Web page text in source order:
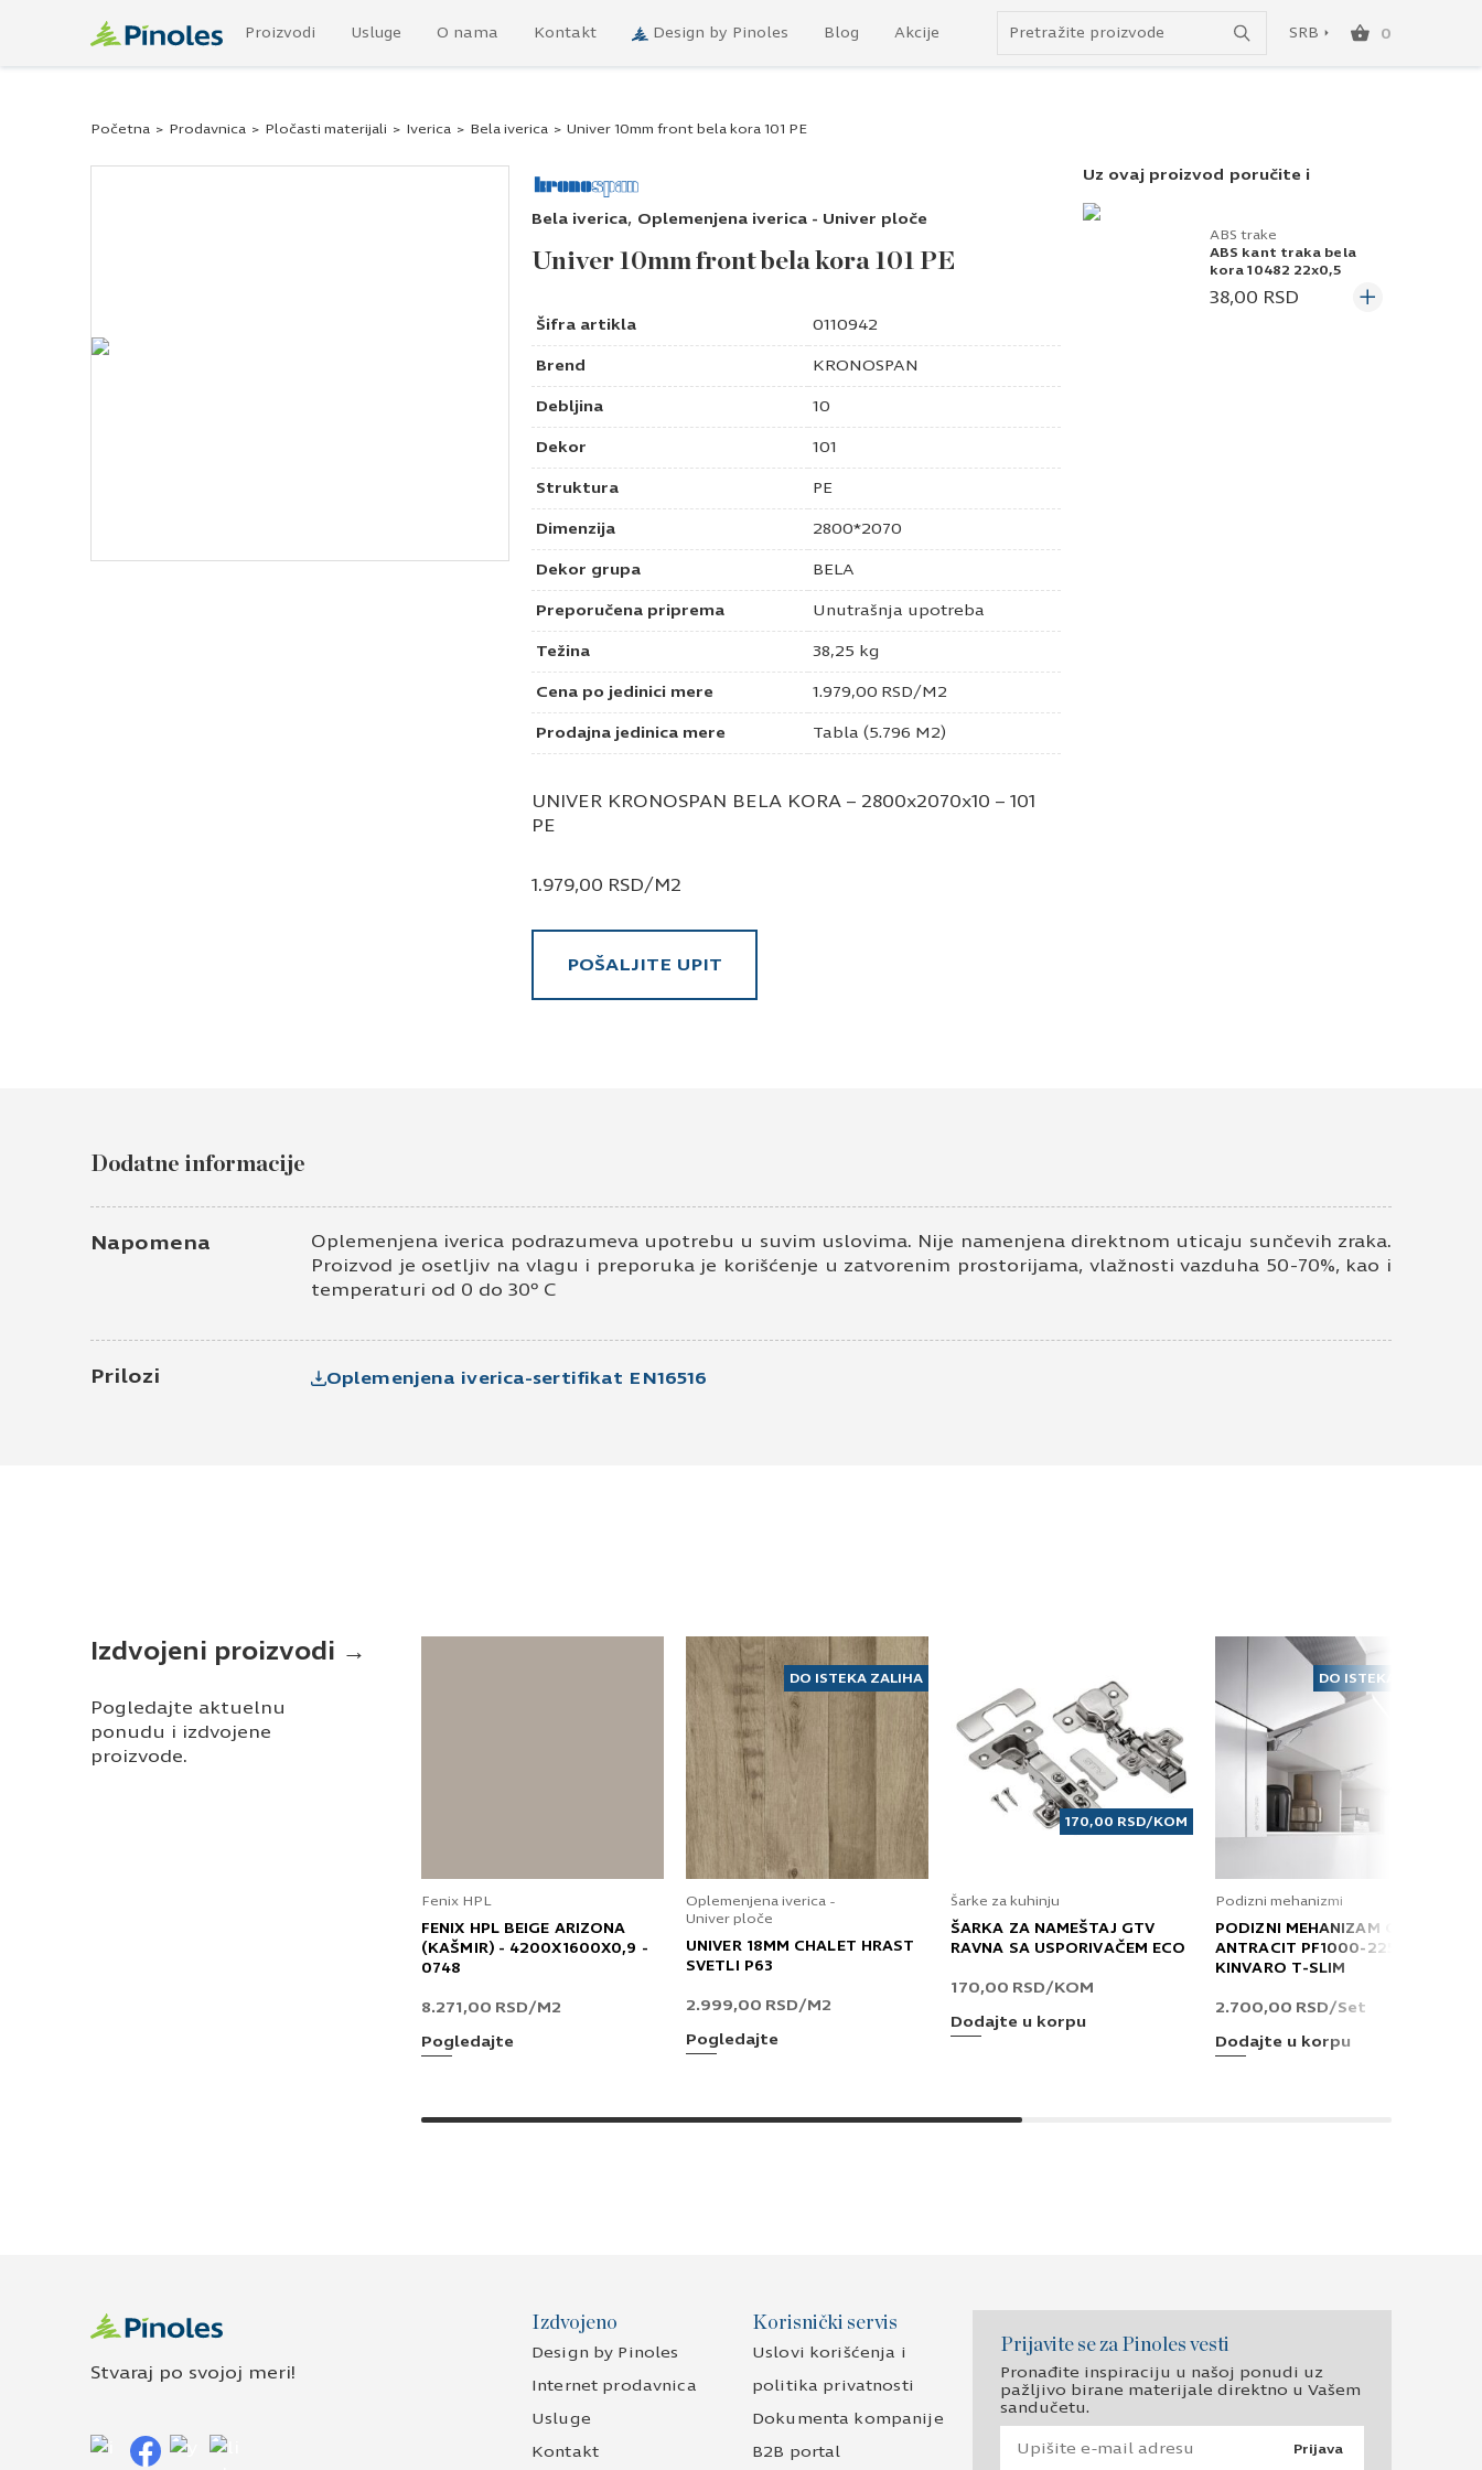
Proizvodi Usluge O nama Kontakt Design by Pinoles Blog Akcije SRB 0
Početna > Prodavnica > Pločasti materijali > Iverica > Bela iverica > Univer 10mm front bela kora 101 PE
Bela iverica, Oplemenjena iverica - Univer ploče
Univer 10mm front bela kora 101 PE
Šifra artikla 0110942
Brend KRONOSPAN
Debljina 10
Dekor 101
Struktura PE
Dimenzija 2800*2070
Dekor grupa BELA
Preporučena priprema Unutrašnja upotreba
Težina 38,25 kg
Cena po jedinici mere 1.979,00 RSD/M2
Prodajna jedinica mere Tabla (5.796 M2)
UNIVER KRONOSPAN BELA KORA – 2800x2070x10 – 101
PE
1.979,00 RSD/M2
POŠALJITE UPIT
Uz ovaj proizvod poručite i
ABS trake
ABS kant traka bela
kora 10482 22x0,5
38,00 RSD
Prihvatam Uslove korišćenja i Politiku privatnosti
Dodatne informacije
Napomena
Oplemenjena iverica podrazumeva upotrebu u suvim uslovima. Nije namenjena direktnom uticaju sunčevih zraka.
Proizvod je osetljiv na vlagu i preporuka je korišćenje u zatvorenim prostorijama, vlažnosti vazduha 50-70%, kao i
temperaturi od 0 do 30º C
Prilozi Oplemenjena iverica-sertifikat EN16516
Izdvojeni proizvodi →
Pogledajte aktuelnu
ponudu i izdvojene
proizvode.
Fenix HPL
FENIX HPL BEIGE ARIZONA
(KAŠMIR) - 4200X1600X0,9 -
0748
8.271,00 RSD/M2
Pogledajte
DO ISTEKA ZALIHA
Oplemenjena iverica -
Univer ploče
UNIVER 18MM CHALET HRAST
SVETLI P63
2.999,00 RSD/M2
Pogledajte
170,00 RSD/KOM
Šarke za kuhinju
ŠARKA ZA NAMEŠTAJ GTV
RAVNA SA USPORIVAČEM ECO
170,00 RSD/KOM
Dodajte u korpu
DO ISTEKA ZALIHA
Podizni mehanizmi
PODIZNI MEHANIZAM GRASS
ANTRACIT PF1000-2250 T
KINVARO T-SLIM
2.700,00 RSD/Set
Dodajte u korpu
Stvaraj po svojoj meri!
Izdvojeno
Design by Pinoles
Internet prodavnica
Usluge
Kontakt
Korisnički servis
Uslovi korišćenja i
politika privatnosti
Dokumenta kompanije
B2B portal
Prijavite se za Pinoles vesti
Pronađite inspiraciju u našoj ponudi uz
pažljivo birane materijale direktno u Vašem
sandučetu.
Prijava